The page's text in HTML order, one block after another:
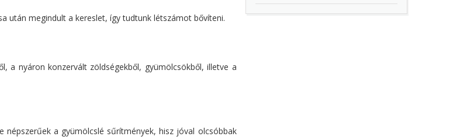
után megindult a kereslet, így tudtunk létszámot bővíteni.
a nyáron konzervált zöldségekből, gyümölcsökből, illetve a
a gyümölcslé sűrítmények, hisz jóval olcsóbbak